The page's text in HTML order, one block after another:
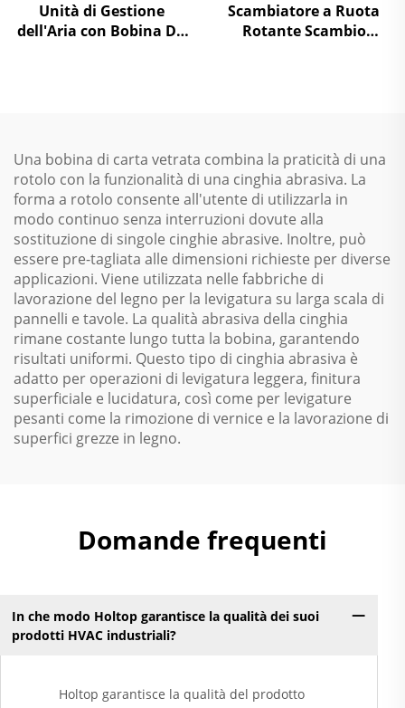
Unità di Gestione
dell'Aria con Bobina DX
Scambiatore a Ruota
Rotante Scambio
Una bobina di carta vetrata combina la praticità di una
rotolo con la funzionalità di una cinghia abrasiva. La
forma a rotolo consente all'utente di utilizzarla in
modo continuo senza interruzioni dovute alla
sostituzione di singole cinghie abrasive. Inoltre, può
essere pre-tagliata alle dimensioni richieste per diverse
applicazioni. Viene utilizzata nelle fabbriche di
lavorazione del legno per la levigatura su larga scala di
pannelli e tavole. La qualità abrasiva della cinghia
rimane costante lungo tutta la bobina, garantendo
risultati uniformi. Questo tipo di cinghia abrasiva è
adatto per operazioni di levigatura leggera, finitura
superficiale e lucidatura, così come per levigature
pesanti come la rimozione di vernice e la lavorazione di
superfici grezze in legno.
Domande frequenti
In che modo Holtop garantisce la qualità dei suoi
prodotti HVAC industriali?
Holtop garantisce la qualità del prodotto